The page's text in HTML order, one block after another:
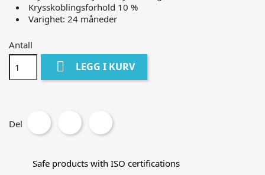
Krysskoblingsforhold 10 %
Varighet: 24 måneder
Antall
 LEGG I KURV
Del
Safe products with ISO certifications